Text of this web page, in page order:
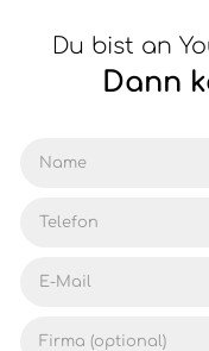
Du bist an
Dann